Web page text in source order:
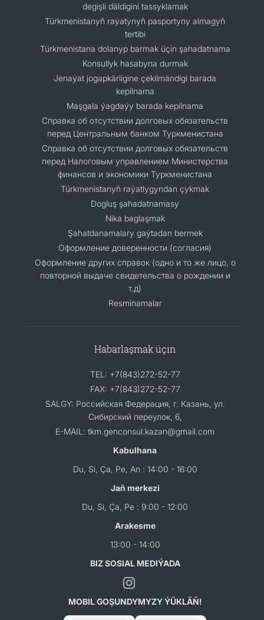
degişli däldigini tassyklamak
Türkmenistanyň raýatynyň pasportyny almagyň
tertibi
Türkmenistana dolanyp barmak üçin şahadatnama
Konsullyk hasabyna durmak
Jenaýat jogapkärligine çekilmändigi barada
kepilnama
Maşgala ýagdaýy barada kepilnama
Cправка об отсутствии долговых обязательств
перед Центральным банком Туркменистана
Справка об отсутствии долговых обязательств
перед Налоговым управлением Министерства
финансов и экономики Туркменистана
Türkmenistanyň raýatlygyndan çykmak
Dogluş şahadatnamasy
Nika baglaşmak
Şahatdanamalary gaýtadan bermek
Оформление доверенности (согласия)
Оформление других справок (одно и то же лицо, о
повторной выдаче свидетельства о рождении и
т.д)
Resminamalar
Habarlaşmak üçin
TEL: +7(843)272-52-77
FAX: +7(843)272-52-77
SALGY: Российская Федерация, г. Казань, ул.
Сибирский переулок, 6,
E-MAIL: tkm.genconsul.kazan@gmail.com
Kabulhana
Du, Si, Ça, Pe, An : 14:00 - 16:00
Jaň merkezi
Du, Si, Ça, Pe : 9:00 - 12:00
Arakesme
13:00 - 14:00
BIZ SOSIAL MEDIÝADA
MOBIL GOŞUNDYMYZY ÝÜKLÄŇ!